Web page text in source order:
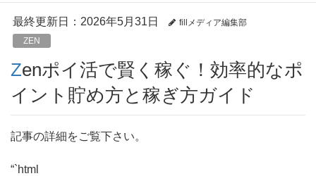
最終更新日：2026年5月31日
fillメディア編集部
ZEN
Zenポイ活で賢く稼ぐ！効率的なポ
イント貯め方と稼ぎ方ガイド
記事の詳細をご覧下さい。
“`html